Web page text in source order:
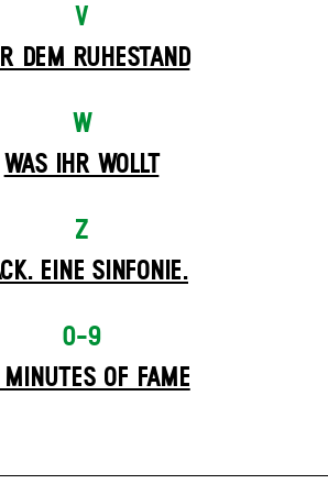
V
DEM RUHESTAND
W
WAS IHR WOLLT
Z
EINE SINFONIE.
0-9
OF FAME